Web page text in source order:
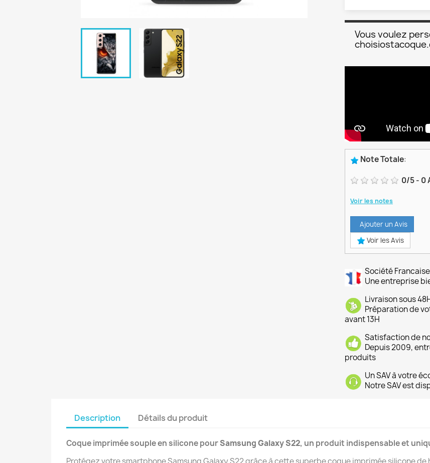
Vous voulez
Note Totale:
0/5- 0
Voir les notes
Ajouter un Avis
Voir les Avis
Société Francaise
Une entreprise
Livraison sous
Préparation de
avant 13H
Satisfaction de
Depuis 2009,
produits
Un SAV à votre
Notre SAV est
Description Détails du produit
Coque imprimée souple en silicone pourSamsung Galaxy S22, un produit indispensable et